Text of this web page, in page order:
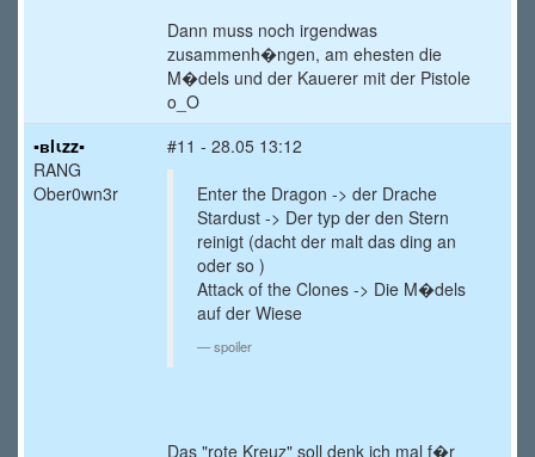
Dann muss noch irgendwas
zusammenh�ngen, am ehesten die
M�dels und der Kauerer mit der Pistole
o_O
▪вlιzz▪
RANG
Ober0wn3r
#11 - 28.05 13:12
Enter the Dragon -> der Drache
Stardust -> Der typ der den Stern
reinigt (dacht der malt das ding an
oder so )
Attack of the Clones -> Die M�dels
auf der Wiese
spoiler
Das "rote Kreuz" soll denk ich mal f�r